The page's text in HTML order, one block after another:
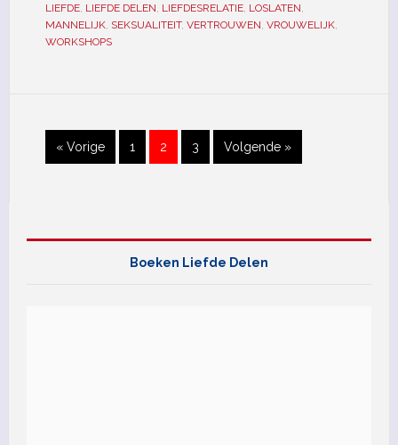
LIEFDE, LIEFDE DELEN, LIEFDESRELATIE, LOSLATEN,
MANNELIJK, SEKSUALITEIT, VERTROUWEN, VROUWELIJK,
WORKSHOPS
« Vorige 1 2 3 Volgende »
Boeken Liefde Delen